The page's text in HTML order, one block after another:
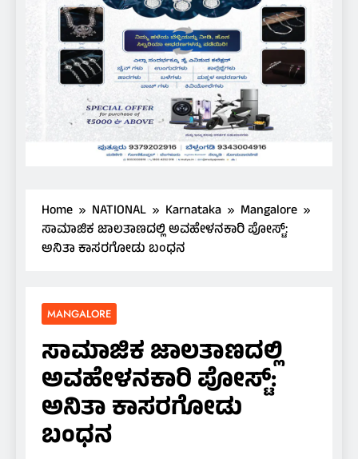
Home NATIONAL Karnataka
Mangalore
ಸಾಮಾಜಿಕ ಜಾಲತಾಣದಲ್ಲಿ ಅವಹೇಳನಕಾರಿ ಪೋಸ್ಟ್:
ಅನಿತಾ ಕಾಸರಗೋಡು ಬಂಧನ
MANGALORE
ಸಾಮಾಜಿಕ ಜಾಲತಾಣದಲ್ಲಿ
ಅವಹೇಳನಕಾರಿ ಪೋಸ್ಟ್:
ಅನಿತಾ ಕಾಸರಗೋಡು
ಬಂಧನ